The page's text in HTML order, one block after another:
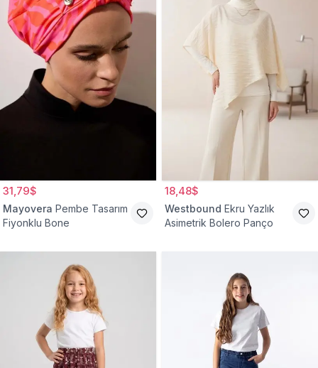
31,79$
Mayovera Pembe Tasarım
Fiyonklu Bone
18,48$
Westbound Ekru Yazlık
Asimetrik Bolero Panço